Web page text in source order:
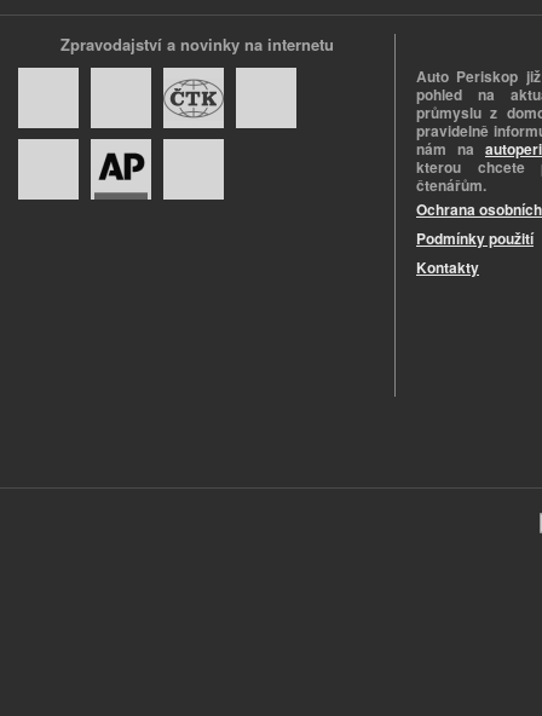
Zpravodajství a novinky na internetu
Auto Periskop
pohled na
průmyslu z
pravidelně
nám na
kterou chcete
čtenářům.
Ochrana
Podmínky použití
Kontakty